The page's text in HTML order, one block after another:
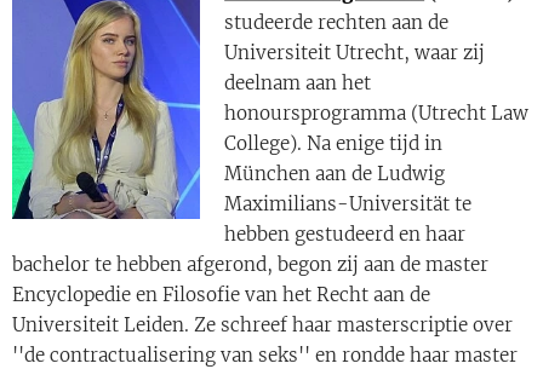
studeerde rechten aan de
Universiteit Utrecht, waar zij
deelnam aan het
honoursprogramma (Utrecht Law
College). Na enige tijd in
München aan de Ludwig
Maximilians-Universität te
hebben gestudeerd en haar
bachelor te hebben afgerond, begon zij aan de master
Encyclopedie en Filosofie van het Recht aan de
Universiteit Leiden. Ze schreef haar masterscriptie over
''de contractualisering van seks'' en rondde haar master